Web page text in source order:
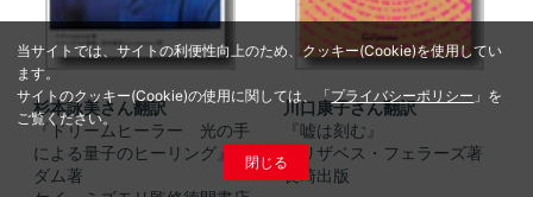
当サイトでは、サイトの利便性向上のため、クッキー(Cookie)を使用してい
ます。
サイトのクッキー(Cookie)の使用に関しては、「プライバシーポリシー 」を
ご覧ください。
閉じる
杉本詠美さん翻訳
『ドリームヒーラー 光の手
による量子のヒーリング』ア
ダム著
川口康子さん翻訳
『嘘は刻む』
エリザベス・フェラーズ著
長崎出版